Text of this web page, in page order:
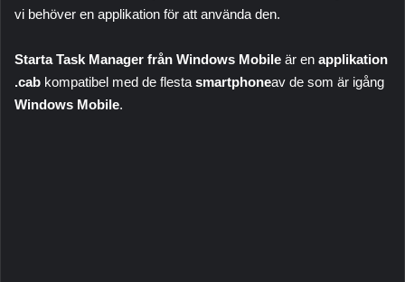
vi behöver en applikation för att använda den.
Starta Task Manager från Windows Mobile är en applikation
.cab kompatibel med de flesta smartphoneav de som är igång
Windows Mobile.